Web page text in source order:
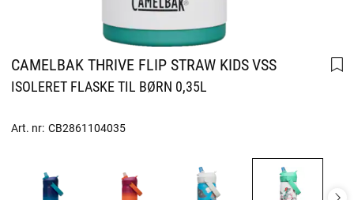
CAMELBAK THRIVE FLIP STRAW KIDS VSS
ISOLERET FLASKE TIL BØRN 0,35L
Art. nr: CB2861104035